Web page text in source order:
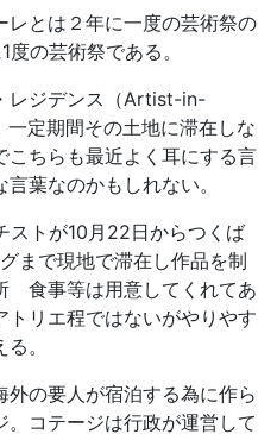
とは２年に一度の芸術祭の
の芸術祭である。
レジデンス（Artist-in-
定期間その土地に滞在しな
こちらも最近よく耳にする言
葉なのかもしれない。
ストが10月22日からつくば
まで現地で滞在し作品を制
食事等は用意してくれてあ
トリエ程ではないがやりやす
。
の要人が宿泊する為に作ら
コテージは行政が運営して